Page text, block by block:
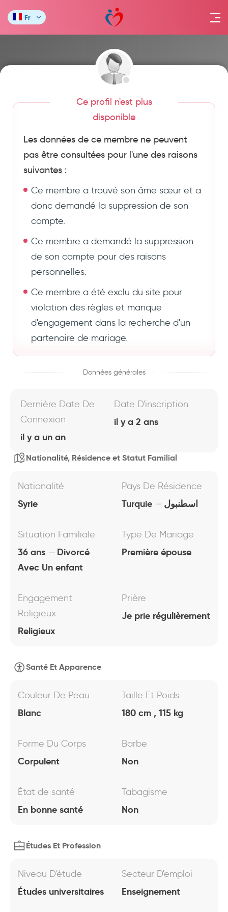
Fr
Ce profil n'est plus
disponible
Les données de ce membre ne peuvent
pas être consultées pour l'une des raisons
suivantes :
Ce membre a trouvé son âme sœur et a
donc demandé la suppression de son
compte.
Ce membre a demandé la suppression
de son compte pour des raisons
personnelles.
Ce membre a été exclu du site pour
violation des règles et manque
d'engagement dans la recherche d'un
partenaire de mariage.
Données générales
Dernière Date De
Connexion
il y a un an
Date D'inscription
il y a 2 ans
Nationalité, Résidence et Statut Familial
Nationalité
Syrie
Pays De Résidence
Turquie اسطنبول
Situation Familiale
36 ans
Divorcé
Avec Un enfant
Type De Mariage
Première épouse
Engagement
Religieux
Religieux
Prière
Je prie régulièrement
Santé Et Apparence
Couleur De Peau
Blanc
Taille Et Poids
180 cm , 115 kg
Forme Du Corps
Corpulent
Barbe
Non
État de santé
En bonne santé
Tabagisme
Non
Études Et Profession
Niveau D'étude
Études universitaires
Secteur D'emploi
Enseignement